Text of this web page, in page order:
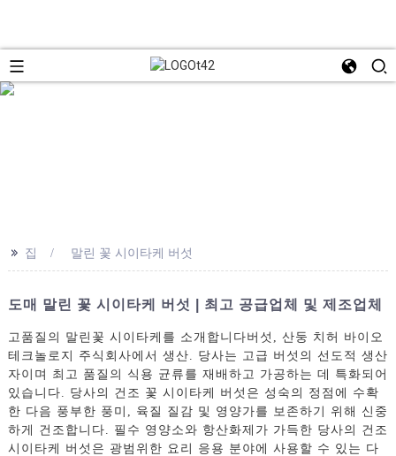
>> 집 말린 꽃 시이타케 버섯
도매 말린 꽃 시이타케 버섯 | 최고 공급업체 및 제조업체
고품질의 말린꽃 시이타케를 소개합니다버섯
, 산둥 치허 바이오
테크놀로지 주식회사에서 생산. 당사는 고급 버섯의 선도적 생산
자이며 최고 품질의 식용 균류를 재배하고 가공하는 데 특화되어
있습니다. 당사의 건조 꽃 시이타케 버섯은 성숙의 정점에 수확
한 다음 풍부한 풍미, 육질 질감 및 영양가를 보존하기 위해 신중
하게 건조합니다. 필수 영양소와 항산화제가 가득한 당사의 건조
시이타케 버섯은 광범위한 요리 응용 분야에 사용할 수 있는 다